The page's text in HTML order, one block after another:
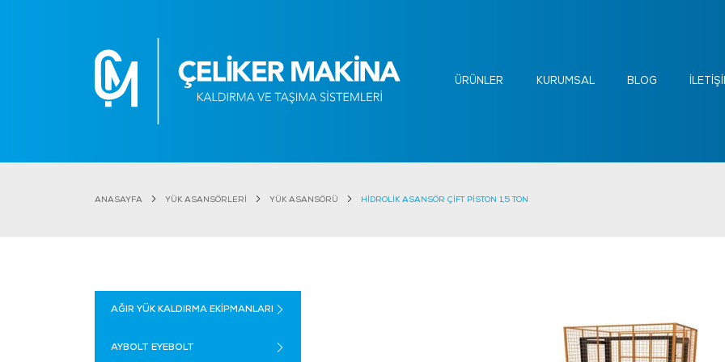
ÜRÜNLER KURUMSAL BLOG
ANASAYFA YÜK ASANSÖRLERİ YÜK ASANSÖRÜ HİDROLİK ASANSÖR ÇİFT PİSTON 1,5 TON
AĞIR YÜK KALDIRMA EKİPMANLARI
AYBOLT EYEBOLT